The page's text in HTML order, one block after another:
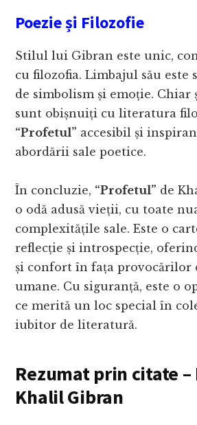
Poezie și Filozofie
Stilul lui Gibran este unic,
cu filozofia. Limbajul său este
de simbolism și emoție. Chiar
sunt obișnuiți cu literatura
“Profetul” accesibil și
abordării sale poetice.
În concluzie, “Profetul” de
o odă adusă vieții, cu toate
complexitățile sale. Este o
reflecție și introspecție,
și confort în fața provocărilor
umane. Cu siguranță, este o
ce merită un loc special în
iubitor de literatură.
Rezumat prin citate
Khalil Gibran